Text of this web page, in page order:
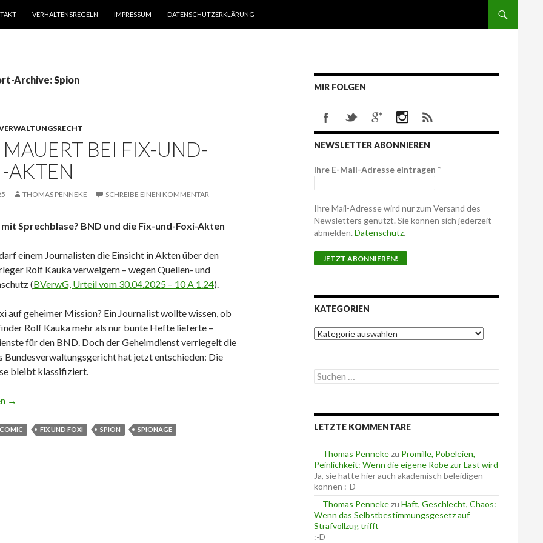
VERHALTENSREGELN IMPRESSUM DATENSCHUTZERKLÄRUNG
Archive: Spion
BEI FIX-UND-
AKTEN
THOMAS PENNEKE SCHREIBE EINEN KOMMENTAR
Sprechblase? BND und die Fix-und-Foxi-Akten
einem Journalisten die Einsicht in Akten über den
Rolf Kauka verweigern – wegen Quellen- und
(BVerwG, Urteil vom 30.04.2025 – 10 A 1.24).
auf geheimer Mission? Ein Journalist wollte wissen, ob
Rolf Kauka mehr als nur bunte Hefte lieferte –
für den BND. Doch der Geheimdienst verriegelt die
Bundesverwaltungsgericht hat jetzt entschieden: Die
bleibt klassifiziert.
bei Fix-und-Foxi-Akten
→
COMIC FIX UND FOXI SPION SPIONAGE
MIR FOLGEN
NEWSLETTER ABONNIEREN
Ihre E-Mail-Adresse eintragen *
Ihre Mail-Adresse wird nur zum Versand des
Newsletters genutzt. Sie können sich jederzeit
abmelden. Datenschutz.
KATEGORIEN
K
a
g
o
n
S
u
e
n
c
h
:
LETZTE KOMMENTARE
Thomas Pennekezu Promille, Pöbeleien,
Peinlichkeit: Wenn die eigene Robe zur Last wird
Ja, sie hätte hier auch akademisch beleidigen
können :-D
Thomas Pennekezu Haft, Geschlecht, Chaos:
Wenn das Selbstbestimmungsgesetz auf
Strafvollzug trifft
:-D